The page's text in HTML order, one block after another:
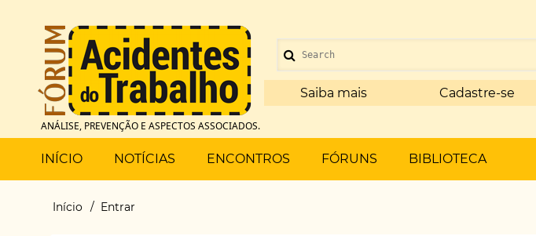
conteúdo
principal
ANÁLISE, PREVENÇÃO E ASPECTOS ASSOCIADOS.
Menu
de
conta
de
usuário
Saiba mais Cadastre-se
Main
menu
INÍCIO NOTÍCIAS ENCONTROS FÓRUNS BIBLIOTECA
Trilha
Início Entrar